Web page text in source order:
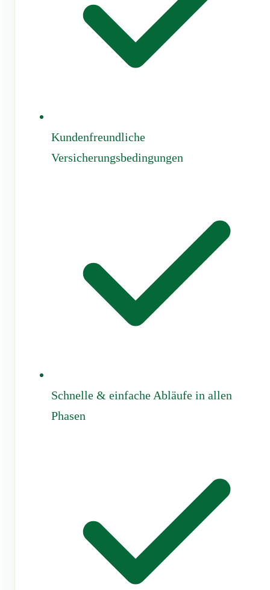
Kundenfreundliche
Versicherungsbedingungen
Schnelle & einfache Abläufe in allen
Phasen